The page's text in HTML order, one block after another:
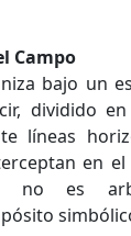
Campo
bajo un
dividido
líneas
en el
no es